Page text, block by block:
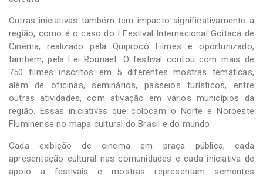
Outras iniciativas também tem impacto significativamente a
região, como é o caso do I Festival Internacional Goitacá de
Cinema, realizado pela Quiprocó Filmes e oportunizado,
também, pela Lei Rounaet. O festival contou com mais de
750 filmes inscritos em 5 diferentes mostras temáticas,
além de oficinas, seminários, passeios turísticos, entre
outras atividades, com ativação em vários municípios da
região. Essas iniciativas que colocam o Norte e Noroeste
Fluminense no mapa cultural do Brasil e do mundo.
Cada exibição de cinema em praça pública, cada
apresentação cultural nas comunidades e cada iniciativa de
apoio a festivais e mostras representam sementes